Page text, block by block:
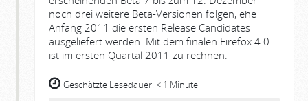
noch drei weitere Beta-Versionen folgen, ehe
Anfang 2011 die ersten Release Candidates
ausgeliefert werden. Mit dem finalen Firefox 4.0
ist im ersten Quartal 2011 zu rechnen.
Geschätzte Lesedauer: < 1 Minute